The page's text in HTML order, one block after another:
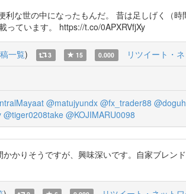
な世の中になったもんだ。 昔は足しげく（
っています。 https://t.co/0APXRVfjXy
一覧) 3 15 0.000 リツイート・
@matujyundx @fx_trader88
@tiger0208take @KOJIMARU0098
かりそうですが、興味深いです。自家ブレ